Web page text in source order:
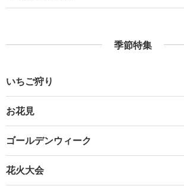
季節特集
いちご狩り
お花見
ゴールデンウィーク
花火大会